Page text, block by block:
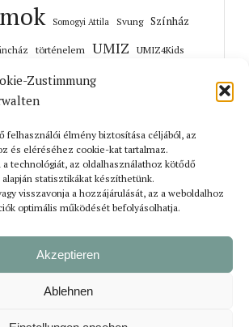
Zustimmung
felhasználói élmény biztosítása céljából, az
és eléréséhez cookie-kat tartalmaz.
technológiát, az oldalhasználathoz kötődő
statisztikákat készíthetünk.
visszavonja a hozzájárulását, az a weboldalhoz
optimális működését befolyásolhatja.
Akzeptieren
Ablehnen
Somogyi Attila Svung Színház
történelem UMIZ
UMIZ4Kids
cikkek